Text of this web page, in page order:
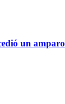
un amparo